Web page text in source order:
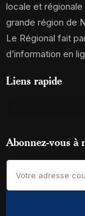
locale et
grande région de
Le Régional fait
d’information en
Liens rapide
Abonnez-vous à